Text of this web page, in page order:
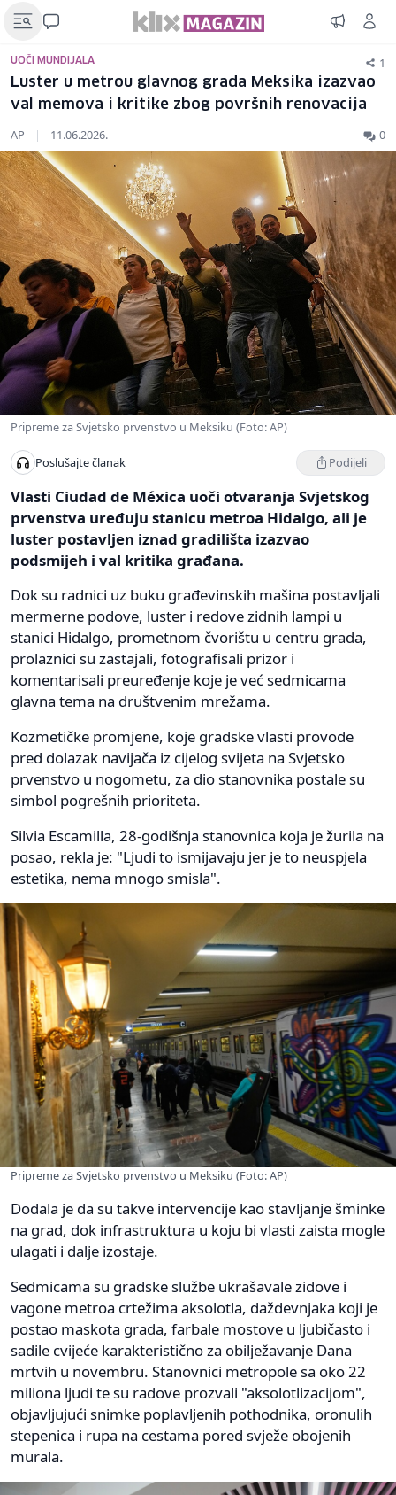
UOČI MUNDIJALA 1
Luster u metrou glavnog grada Meksika izazvao
val memova i kritike zbog površnih renovacija
AP | 11.06.2026. 0
Pripreme za Svjetsko prvenstvo u Meksiku (Foto: AP)
Poslušajte članak Podijeli
Vlasti Ciudad de Méxica uoči otvaranja Svjetskog
prvenstva uređuju stanicu metroa Hidalgo, ali je
luster postavljen iznad gradilišta izazvao
podsmijeh i val kritika građana.
Dok su radnici uz buku građevinskih mašina postavljali
mermerne podove, luster i redove zidnih lampi u
stanici Hidalgo, prometnom čvorištu u centru grada,
prolaznici su zastajali, fotografisali prizor i
komentarisali preuređenje koje je već sedmicama
glavna tema na društvenim mrežama.
Kozmetičke promjene, koje gradske vlasti provode
pred dolazak navijača iz cijelog svijeta na Svjetsko
prvenstvo u nogometu, za dio stanovnika postale su
simbol pogrešnih prioriteta.
Silvia Escamilla, 28-godišnja stanovnica koja je žurila na
posao, rekla je: "Ljudi to ismijavaju jer je to neuspjela
estetika, nema mnogo smisla".
Pripreme za Svjetsko prvenstvo u Meksiku (Foto: AP)
Dodala je da su takve intervencije kao stavljanje šminke
na grad, dok infrastruktura u koju bi vlasti zaista mogle
ulagati i dalje izostaje.
Sedmicama su gradske službe ukrašavale zidove i
vagone metroa crtežima aksolotla, daždevnjaka koji je
postao maskota grada, farbale mostove u ljubičasto i
sadile cvijeće karakteristično za obilježavanje Dana
mrtvih u novembru. Stanovnici metropole sa oko 22
miliona ljudi te su radove prozvali "aksolotlizacijom",
objavljujući snimke poplavljenih pothodnika, oronulih
stepenica i rupa na cestama pored svježe obojenih
murala.